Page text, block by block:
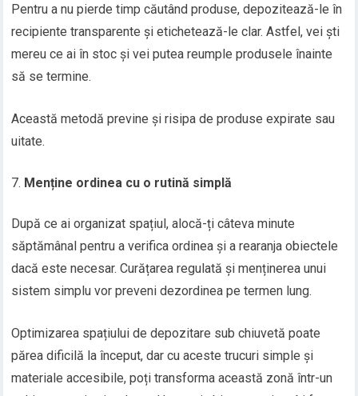
Pentru a nu pierde timp căutând produse, depozitează-le în
recipiente transparente și etichetează-le clar. Astfel, vei ști
mereu ce ai în stoc și vei putea reumple produsele înainte
să se termine.
Această metodă previne și risipa de produse expirate sau
uitate.
Menține ordinea cu o rutină simplă
După ce ai organizat spațiul, alocă-ți câteva minute
săptămânal pentru a verifica ordinea și a rearanja obiectele
dacă este necesar. Curățarea regulată și menținerea unui
sistem simplu vor preveni dezordinea pe termen lung.
Optimizarea spațiului de depozitare sub chiuvetă poate
părea dificilă la început, dar cu aceste trucuri simple și
materiale accesibile, poți transforma această zonă într-un